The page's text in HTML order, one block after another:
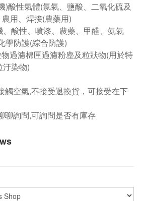
)酸性氣體(氯氣、鹽酸、二氧化硫及
用、焊接(農藥用)
、酸性、噴漆、農藥、甲醛、氨氣
學防護(綜合防護)
物過濾棉匣過濾粉塵及粒狀物(用於特
汙染物)
觸空氣,不接受退換貨，可接受在下
聊詢問,可詢問是否有庫存